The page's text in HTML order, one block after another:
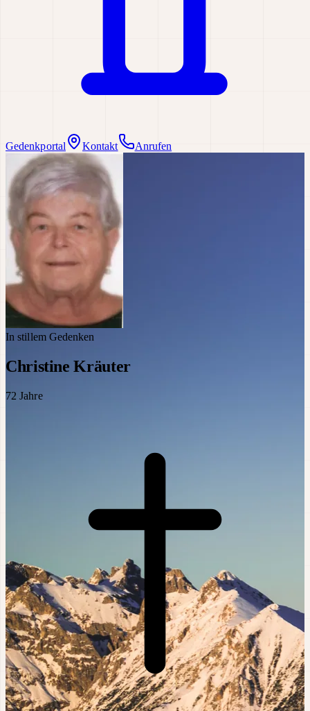
Gedenkportal Kontakt Anrufen
In stillem Gedenken
Christine Kräuter
72 Jahre